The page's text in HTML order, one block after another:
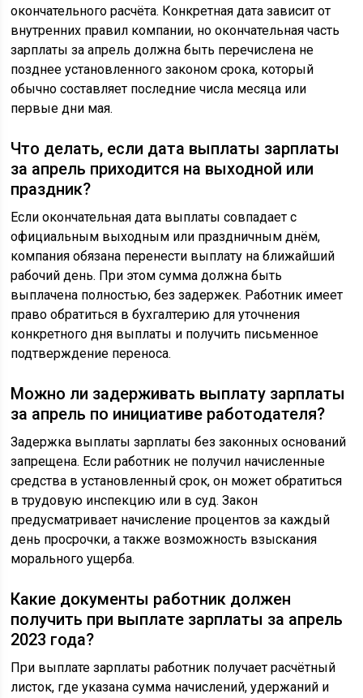
окончательного расчёта. Конкретная дата зависит от
внутренних правил компании, но окончательная часть
зарплаты за апрель должна быть перечислена не
позднее установленного законом срока, который
обычно составляет последние числа месяца или
первые дни мая.
Что делать, если дата выплаты зарплаты
за апрель приходится на выходной или
праздник?
Если окончательная дата выплаты совпадает с
официальным выходным или праздничным днём,
компания обязана перенести выплату на ближайший
рабочий день. При этом сумма должна быть
выплачена полностью, без задержек. Работник имеет
право обратиться в бухгалтерию для уточнения
конкретного дня выплаты и получить письменное
подтверждение переноса.
Можно ли задерживать выплату зарплаты
за апрель по инициативе работодателя?
Задержка выплаты зарплаты без законных оснований
запрещена. Если работник не получил начисленные
средства в установленный срок, он может обратиться
в трудовую инспекцию или в суд. Закон
предусматривает начисление процентов за каждый
день просрочки, а также возможность взыскания
морального ущерба.
Какие документы работник должен
получить при выплате зарплаты за апрель
2023 года?
При выплате зарплаты работник получает расчётный
листок, где указана сумма начислений, удержаний и